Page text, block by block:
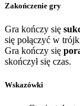
Zakończenie gry
Gra kończy się
się połączyć w
Gra kończy się
skończył się czas.
Wskazówki